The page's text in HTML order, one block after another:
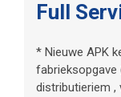
Topsnelheid
Trekgewicht
Lederen
verwarmd
Verbruik
CO2uitstoot
Full
* Nieuwe APK
fabrieksopgave
distributieriem ,